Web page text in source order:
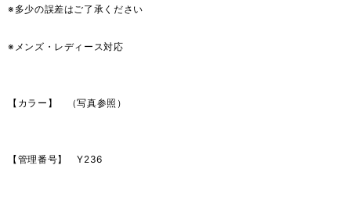
※多少の誤差はご了承ください
※メンズ・レディース対応
【カラー】 （写真参照）
【管理番号】 Y236